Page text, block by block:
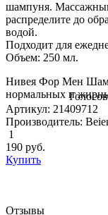
шампуня.
распределите до
водой.
Подходит для
Объем: 250 мл.
Нивея Фор Мен
нормальных и
Артикул: 21409712
Производитель:
1
190 руб.
Купить
Отзывы